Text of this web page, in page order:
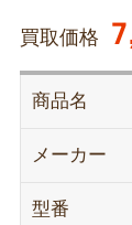
買取価格
商品名
メーカー
型番